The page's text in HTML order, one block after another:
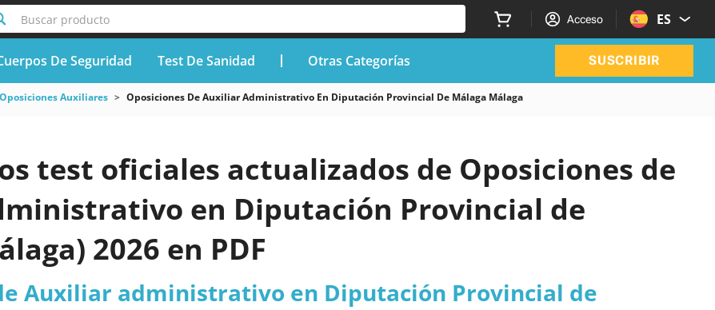
Buscar producto Acceso ES
De Seguridad Test De Sanidad Otras Categorías SUSCRIBIR
Oposiciones Auxiliares Oposiciones De Auxiliar Administrativo En Diputación Provincial De Málaga Málaga
test oficiales actualizados de Oposiciones de
en Diputación Provincial de
2026 en PDF
Auxiliar administrativo en Diputación Provincial de